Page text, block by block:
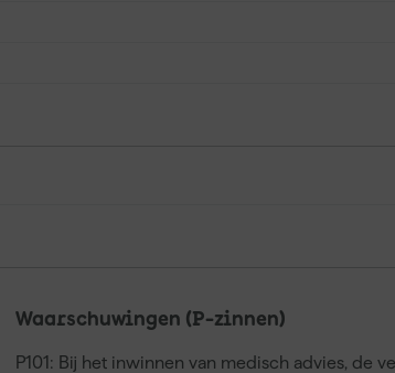
Waarschuwingen (P-zinnen)
P101: Bij het inwinnen van medisch advies, de